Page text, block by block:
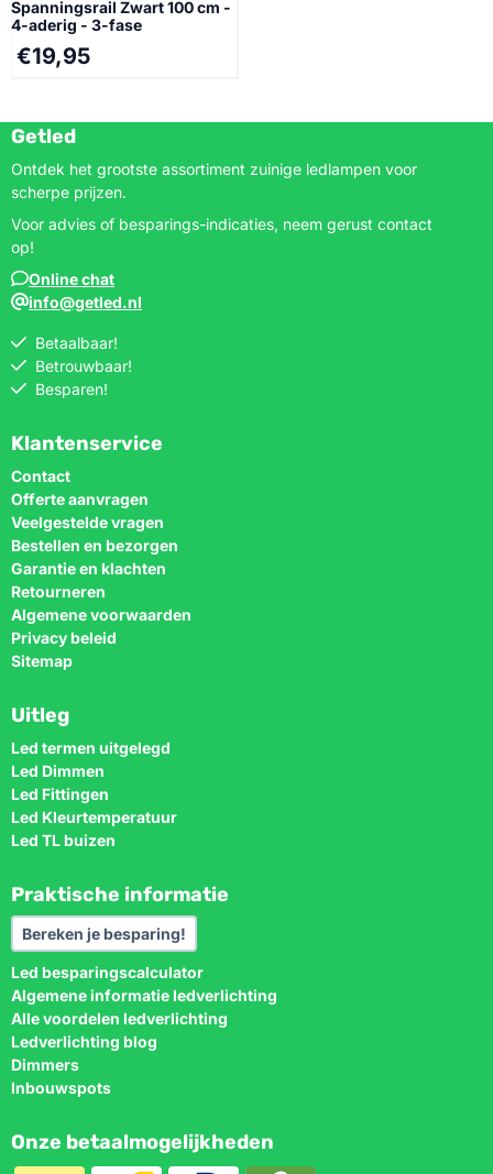
Spanningsrail Zwart 100 cm -
4-aderig - 3-fase
€19,95
Getled
Ontdek het grootste assortiment zuinige ledlampen voor
scherpe prijzen.
Voor advies of besparings-indicaties, neem gerust contact
op!
Online chat
info@getled.nl
Betaalbaar!
Betrouwbaar!
Besparen!
Klantenservice
Contact
Offerte aanvragen
Veelgestelde vragen
Bestellen en bezorgen
Garantie en klachten
Retourneren
Algemene voorwaarden
Privacy beleid
Sitemap
Uitleg
Led termen uitgelegd
Led Dimmen
Led Fittingen
Led Kleurtemperatuur
Led TL buizen
Praktische informatie
Bereken je besparing!
Led besparingscalculator
Algemene informatie ledverlichting
Alle voordelen ledverlichting
Ledverlichting blog
Dimmers
Inbouwspots
Onze betaalmogelijkheden